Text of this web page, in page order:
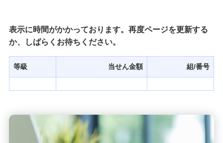
初めての方へ
みずほ銀行店舗・ATM
発売スケジュール
表示に時間がかかっております。再度ページを更新する
か、しばらくお待ちください。
等級 当せん金額 組/番号